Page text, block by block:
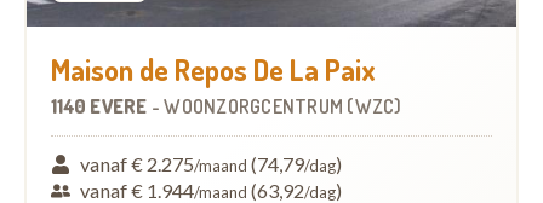
Maison de Repos De La Paix
1140 EVERE -WOONZORGCENTRUM (WZC)
vanaf € 2.275/maand (74,79/dag)
vanaf € 1.944/maand (63,92/dag)